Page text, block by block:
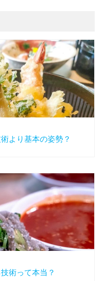
より基本の姿勢？
術って本当？